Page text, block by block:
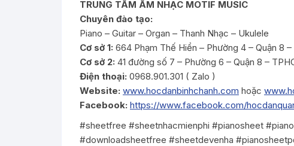
TRUNG TÂM ÂM NHẠC MOTIF MUSIC
Chuyên đào tạo:
Piano – Guitar – Organ – Thanh Nhạc – Ukulele
Cơ sở 1: 664 Phạm Thế Hiển – Phường 4 – Quận 8
Cơ sở 2: 41 đường số 7 – Phường 6 – Quận 8 –
Điện thoại: 0968.901.301 ( Zalo )
Website: www.hocdanbinhchanh.com hoặc
Facebook: https://www.facebook.com/
#sheetfree #sheetnhacmienphi #pianosheet
#downloadsheetfree #sheetdevenha